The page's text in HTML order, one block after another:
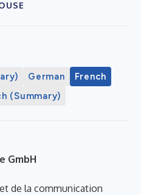
German
French
(Summary)
GmbH
de la communication